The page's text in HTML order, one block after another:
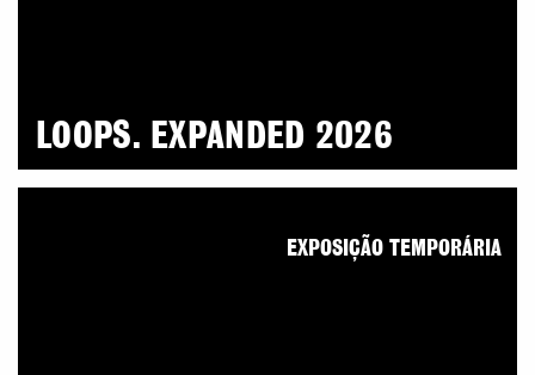
LOOPS. EXPANDED 2026
EXPOSIÇÃO TEMPORÁRIA